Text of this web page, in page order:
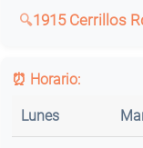
1915 Cerrillos
⏰ Horario:
Lunes